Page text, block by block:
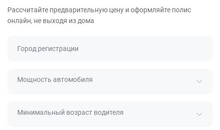
Рассчитайте предварительную цену и оформляйте полис
онлайн, не выходя из дома
Город регистрации
Мощность автомобиля
Минимальный возраст водителя